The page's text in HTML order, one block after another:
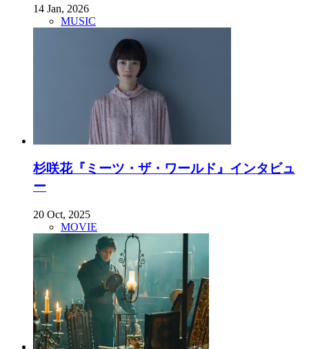
14 Jan, 2026
MUSIC
杉咲花『ミーツ・ザ・ワールド』インタビュ
ー
20 Oct, 2025
MOVIE